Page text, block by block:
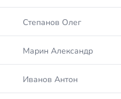
Степанов Олег
Марин Александр
Иванов Антон